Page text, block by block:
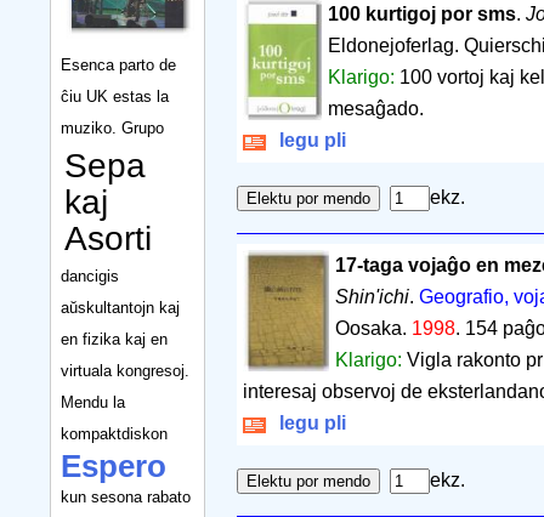
Esenca parto de
ĉiu UK estas la
muziko. Grupo
Sepa
kaj
Asorti
dancigis
aŭskultantojn kaj
en fizika kaj en
virtuala kongresoj.
Mendu la
kompaktdiskon
Espero
kun sesona rabato
100 kurtigoj por sms.
Eldonejoferlag.
Klarigo: 100 vortoj kaj
mesaĝado.
legu pli
ekz.
17-taga vojaĝo en
Shin'ichi. Geografio,
Oosaka. 1998. 154
Klarigo: Vigla rakonto
interesaj observoj de
legu pli
ekz.